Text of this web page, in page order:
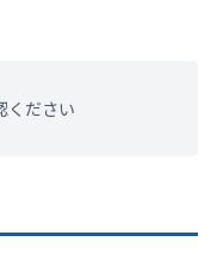
ください